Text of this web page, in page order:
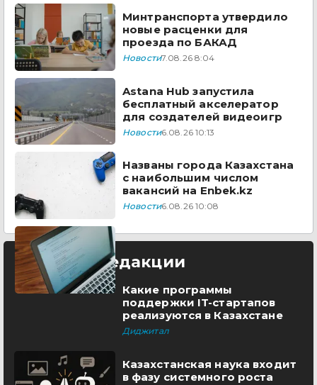
Минтранспорта утвердило
новые расценки для
проезда по БАКАД
Новости7.08.26 8:04
Astana Hub запустила
бесплатный акселератор
для создателей видеоигр
Новости6.08.26 10:13
Названы города Казахстана
с наибольшим числом
вакансий на Enbek.kz
Новости6.08.26 10:08
Выбор редакции
Какие программы
поддержки IT-стартапов
реализуются в Казахстане
Диджитал
Казахстанская наука входит
в фазу системного роста